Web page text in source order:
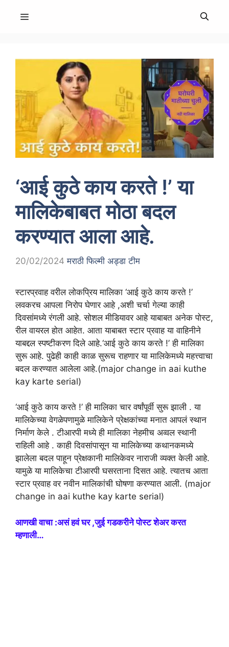
MENU
‘आई कुठे काय करते !’ या
मालिकेबाबत मोठा बदल
करण्यात आला आहे.
20/02/2024 मराठी फिल्मी अड्डा टीम
स्टारप्रवाह वरील लोकप्रिय मालिका ‘आई कुठे काय करते !’
लवकरच आपला निरोप घेणार आहे ,अशी चर्चा गेल्या काही
दिवसांमध्ये रंगली आहे. सोशल मीडियावर आहे याबाबत अनेक पोस्ट,
रील वायरल होत आहेत. आता याबाबत स्टार प्रवाह या वाहिनीने
याबद्दल स्पष्टीकरण दिले आहे.‘आई कुठे काय करते !’ ही मालिका
सुरू आहे. पुढेही काही काळ सुरूच राहणार या मालिकेमध्ये महत्त्वाचा
बदल करण्यात आलेला आहे.(major change in aai kuthe
kay karte serial)
‘आई कुठे काय करते !’ ही मालिका चार वर्षांपूर्वी सुरू झाली . या
मालिकेच्या वेगळेपणामुळे मालिकेने प्रेक्षकांच्या मनात आपलं स्थान
निर्माण केले . टीआरपी मध्ये ही मालिका नेहमीच अव्वल स्थानी
राहिली आहे . काही दिवसांपासून या मालिकेच्या कथानकमध्ये
झालेला बदल पाहून प्रेक्षकानी मालिकेवर नाराजी व्यक्त केली आहे.
यामुळे या मालिकेचा टीआरपी घसरताना दिसत आहे. त्यातच आता
स्टार प्रवाह वर नवीन मालिकांची घोषणा करण्यात आली. (major
change in aai kuthe kay karte serial)
आणखी वाचा :असं हवं घर ,जुई गडकरीने पोस्ट शेअर करत
म्हणाली…